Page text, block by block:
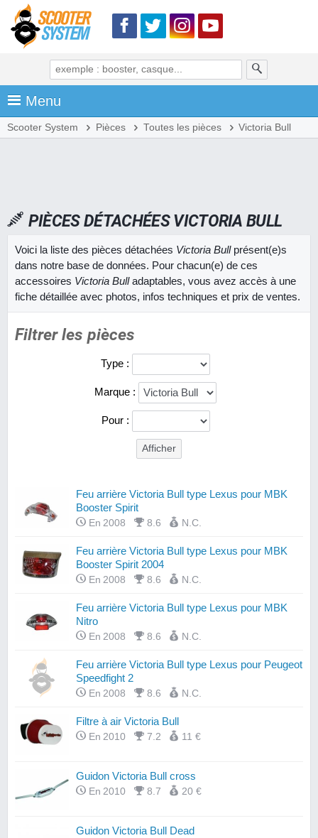
Menu
Scooter System Pièces Toutes les pièces Victoria Bull
PIÈCES DÉTACHÉES VICTORIA BULL
Voici la liste des pièces détachées Victoria Bullprésent(e)s
dans notre base de données. Pour chacun(e) de ces
accessoires Victoria Bulladaptables, vous avez accès à une
fiche détaillée avec photos, infos techniques et prix de ventes.
Filtrer les pièces
Type :
Marque :
Pour :
Feu arrière Victoria Bull type Lexus pour MBK
Booster Spirit
En 2008 8.6 N.C.
Feu arrière Victoria Bull type Lexus pour MBK
Booster Spirit 2004
En 2008 8.6 N.C.
Feu arrière Victoria Bull type Lexus pour MBK
Nitro
En 2008 8.6 N.C.
Feu arrière Victoria Bull type Lexus pour Peugeot
Speedfight 2
En 2008 8.6 N.C.
Filtre à air Victoria Bull
En 2010 7.2 11 €
Guidon Victoria Bull cross
En 2010 8.7 20 €
Guidon Victoria Bull Dead